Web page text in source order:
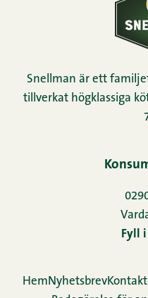
Snellman är ett
tillverkat högklassiga
Fyll
HemNyhetsbrevKontakt